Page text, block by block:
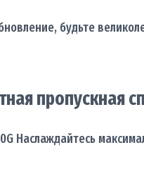
будьте
пропускная
Наслаждайтесь